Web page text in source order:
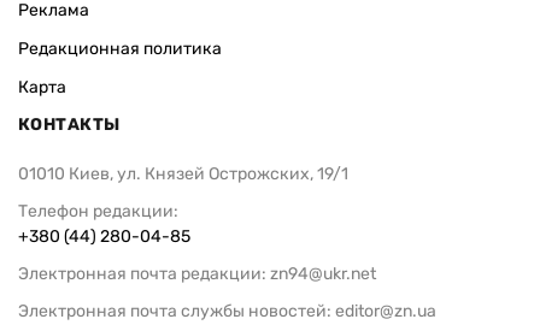
Реклама
Редакционная политика
Карта
КОНТАКТЫ
01010 Киев, ул. Князей Острожских, 19/1
Телефон редакции:
+380 (44) 280-04-85
Электронная почта редакции: zn94@ukr.net
Электронная почта службы новостей: editor@zn.ua